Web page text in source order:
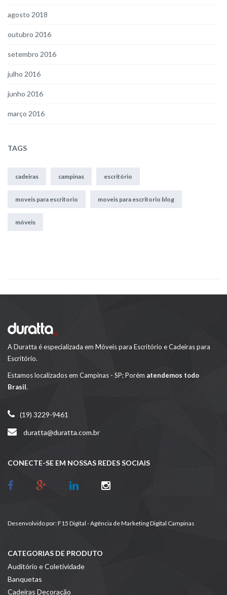
agosto 2018
outubro 2016
setembro 2016
julho 2016
junho 2016
março 2016
TAGS
cadeiras campinas escritório
moveis para escritorio moveis para escritorio blog
móveis
A Duratta é especializada em Móveis para Escritório e Cadeiras para
Escritório.
Estamos localizados em Campinas - SP; Porém atendemos todo
Brasil.
(19) 3229-9461
duratta@duratta.com.br
CONECTE-SE EM NOSSAS REDES SOCIAIS
Desenvolvido por:F15 Digital - Agência de Marketing Digital Campinas
CATEGORIAS DE PRODUTO
Auditório e Coletividade
Banquetas
Cadeiras Decoração